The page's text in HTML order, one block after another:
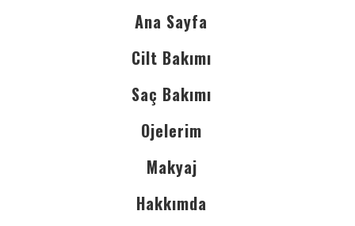
Ana Sayfa
Cilt Bakımı
Saç Bakımı
Ojelerim
Makyaj
Hakkımda